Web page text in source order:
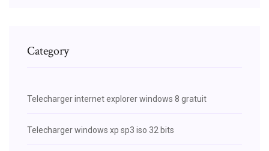
Category
Telecharger internet explorer windows 8 gratuit
Telecharger windows xp sp3 iso 32 bits